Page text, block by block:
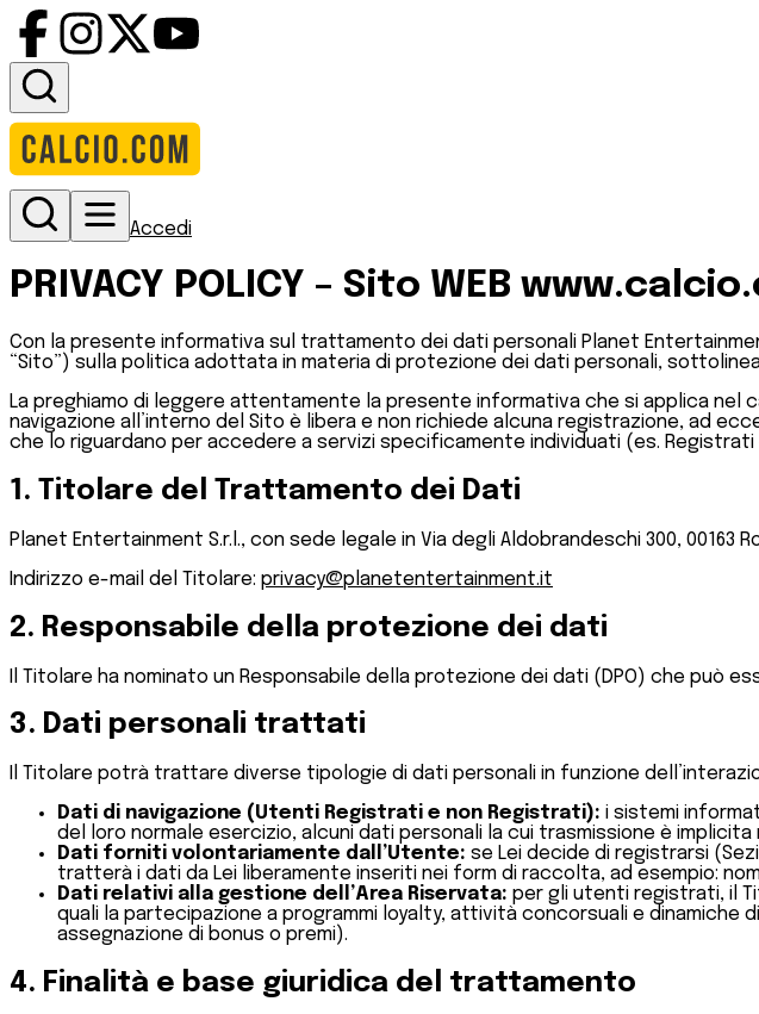
Accedi
PRIVACY POLICY – Sito WEB
Con la presente informativa sul trattamento dei dati personali Planet
“Sito”) sulla politica adottata in materia di protezione dei dati personali,
La preghiamo di leggere attentamente la presente informativa che si applica nel
navigazione all’interno del Sito è libera e non richiede alcuna registrazione, ad
che lo riguardano per accedere a servizi specificamente individuati (es. Registrati
1. Titolare del Trattamento dei Dati
Planet Entertainment S.r.l., con sede legale in Via degli Aldobrandeschi 300, 00163
Indirizzo e-mail del Titolare: privacy@planetentertainment.it
2. Responsabile della protezione dei dati
Il Titolare ha nominato un Responsabile della protezione dei dati (DPO) che può
3. Dati personali trattati
Il Titolare potrà trattare diverse tipologie di dati personali in funzione
Dati di navigazione (Utenti Registrati e non Registrati): i sistemi
del loro normale esercizio, alcuni dati personali la cui trasmissione è
Dati forniti volontariamente dall’Utente: se Lei decide di registrarsi
tratterà i dati da Lei liberamente inseriti nei form di raccolta, ad esempio:
Dati relativi alla gestione dell’Area Riservata: per gli utenti registrati, il
quali la partecipazione a programmi loyalty, attività concorsuali e
assegnazione di bonus o premi).
4. Finalità e base giuridica del trattamento